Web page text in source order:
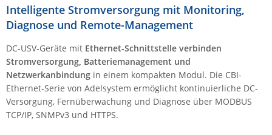
Fokus Technologies
Gefen
Gude
Guntermann & Drunck
High Sec Labs
HW group
Intelligente Stromversorgung mit Monitoring,
Diagnose und Remote-Management
DC-USV-Geräte mit Ethernet-Schnittstelle verbinden
Stromversorgung, Batteriemanagement und
Netzwerkanbindung in einem kompakten Modul. Die CBI-
Ethernet-Serie von Adelsystem ermöglicht kontinuierliche DC-
Versorgung, Fernüberwachung und Diagnose über MODBUS
TCP/IP, SNMPv3 und HTTPS.